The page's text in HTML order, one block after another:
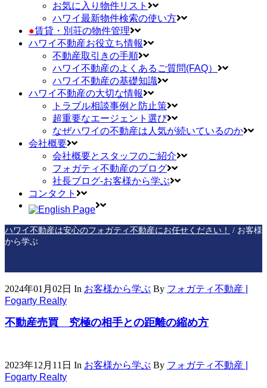
お気に入り物件リスト
ハワイ最新物件検索の使い方
●賃貸・別荘の物件管理
ハワイ不動産お役立ち情報
不動産取引きの手順
ハワイ不動産のよくあるご質問(FAQ）
ハワイ不動産の基礎知識
ハワイ不動産の大切な情報
トラブル相談事例と防止策
超重要なエージェント選び
なぜハワイの不動産は人気が続いているのか
会社概要
会社概要とスタッフのご紹介
フォガティ不動産のブログ
社長ブログ-お客様から学ぶ
コンタクト
ハワイ不動産は安心のフォガティ不動産にお任せください！ / お客様
から学ぶ
2024年01月02日 In お客様から学ぶ By フォガティ不動産 |
Fogarty Realty
不動産売買 究極の相手との距離の縮め方
2023年12月11日 In お客様から学ぶ By フォガティ不動産 |
Fogarty Realty